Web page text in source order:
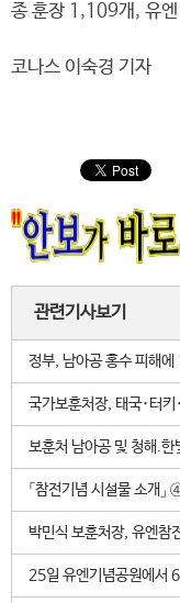
종 훈장 1,109개, 유
코나스 이숙경 기자
관련기사보기
정부, 남아공 홍수 피해
국가보훈처장, 태국･터
보훈처 남아공 및 청해.한
「참전기념 시설물 소개
박민식 보훈처장, 유엔참
25일 유엔기념공원에서